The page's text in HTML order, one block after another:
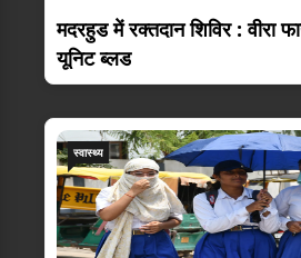
मदरहुड में रक्तदान शिविर : वीरा
यूनिट ब्लड
स्वास्थ्य